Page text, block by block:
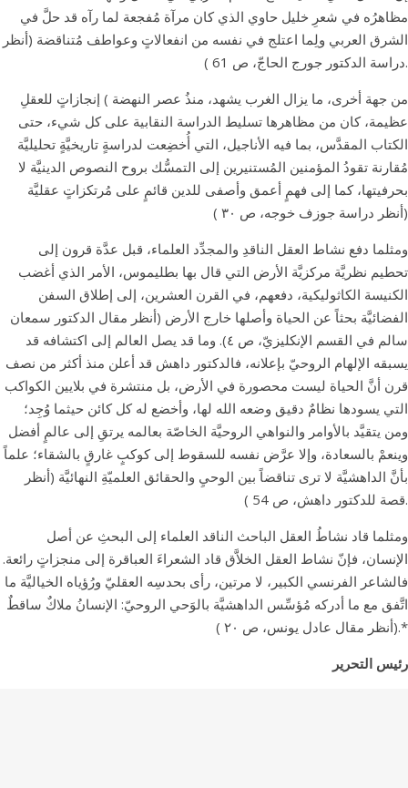
مظاهرُه في شعرِ خليل حاوي الذي كان مرآة مُفجعة لما رآه قد حلَّ في
الشرق العربي ولِما اعتلج في نفسه من انفعالاتٍ وعواطف مُتناقضة (أنظر
دراسة الدكتور جورج الحاجّ، ص 61 ).
من جهة أخرى، ما يزال الغرب يشهد، منذُ عصر النهضة ) إنجازاتٍ للعقلِ
عظيمة، كان من مظاهرها تسليط الدراسة النقابية على كل شيء، حتى
الكتاب المقدَّس، بما فيه الأناجيل، التي أُخضِعت لدراسةٍ تاريخيَّةٍ تحليليَّة
مُقارنة تقودُ المؤمنين المُستنيرين إلى التمسُّك بروح النصوص الدينيَّة لا
بحرفيتها، كما إلى فهمٍ أعمق وأصفى للدين قائمٍ على مُرتكزاتٍ عقليَّة
(أنظر دراسة جوزف خوجه، ص ۳۰ )
ومثلما دفع نشاط العقل الناقدِ والمجدِّد العلماء، قبل عدَّة قرون إلى
تحطيم نظريَّة مركزيَّة الأرض التي قال بها بطليموس، الأمر الذي أغضب
الكنيسة الكاثوليكية، دفعهم، في القرن العشرين، إلى إطلاق السفن
الفضائيَّة بحثاً عن الحياة وأصلها خارج الأرض (أنظر مقال الدكتور سمعان
سالم في القسم الإنكليزيّ، ص ٤). وما قد يصل العالم إلى اكتشافه قد
يسبقه الإلهام الروحيّ بإعلانه، فالدكتور داهش قد أعلن منذ أكثر من نصف
قرن أنَّ الحياة ليست محصورة في الأرض، بل منتشرة في بلايين الكواكب
التي يسودها نظامٌ دقيق وضعه الله لها، وأخضع له كل كائن حيثما وُجِد؛
ومن يتقيَّد بالأوامر والنواهي الروحيَّة الخاصّة بعالمه يرتقِ إلى عالمٍ أفضل
وينعمْ بالسعادة، وإلا عرَّض نفسه للسقوط إلى کوکبٍ غارقٍ بالشقاء؛ علماً
بأنَّ الداهشيَّة لا ترى تناقضاً بين الوحيِ والحقائق العلميّةِ النهائيَّة (أنظر
قصة للدكتور داهش، ص 54 ).
ومثلما قاد نشاطُ العقل الباحث الناقد العلماء إلى البحثِ عن أصل
الإنسان، فإنّ نشاط العقل الخلاَّق قاد الشعراءَ العباقرة إلى منجزاتٍ رائعة.
فالشاعر الفرنسي الكبير، لا مرتين، رأی بحدسِه العقليّ ورُؤياه الخياليَّة ما
اتَّفق مع ما أدركه مُؤسِّس الداهشيَّة بالوَحي الروحيّ: الإنسانُ ملاكٌ ساقطٌ
(أنظر مقال عادل يونس، ص ۲۰ ).*
رئيس التحرير